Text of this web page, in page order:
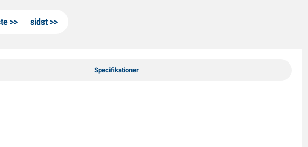
sidst
Specifikationer